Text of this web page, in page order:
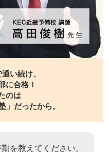
い続け、
に合格！
のは
」だったから。
を教えてください。